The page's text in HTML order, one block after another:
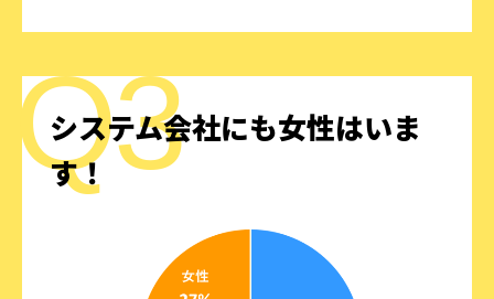
システム会社にも女性はいま
す！